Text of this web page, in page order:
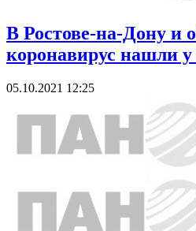
В Ростове-на-Дону и
коронавирус нашли у
05.10.2021 12:25